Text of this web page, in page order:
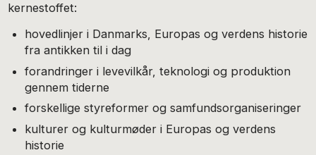
kernestoffet:
hovedlinjer i Danmarks, Europas og verdens historie
fra antikken til i dag
forandringer i levevilkår, teknologi og produktion
gennem tiderne
forskellige styreformer og samfundsorganiseringer
kulturer og kulturmøder i Europas og verdens
historie